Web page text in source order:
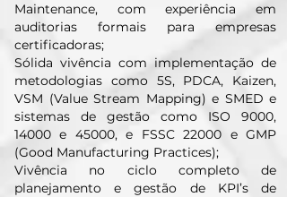
Maintenance, com experiência em
auditorias formais para empresas
certificadoras;
Sólida vivência com implementação de
metodologias como 5S, PDCA, Kaizen,
VSM (Value Stream Mapping) e SMED e
sistemas de gestão como ISO 9000,
14000 e 45000, e FSSC 22000 e GMP
(Good Manufacturing Practices);
Vivência no ciclo completo de
planejamento e gestão de KPI’s de